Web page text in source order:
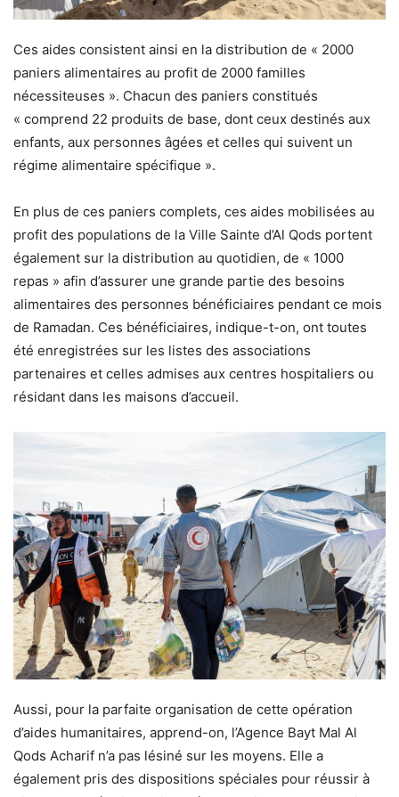
Ces aides consistent ainsi en la distribution de « 2000
paniers alimentaires au profit de 2000 familles
nécessiteuses ». Chacun des paniers constitués
« comprend 22 produits de base, dont ceux destinés aux
enfants, aux personnes âgées et celles qui suivent un
régime alimentaire spécifique ».
En plus de ces paniers complets, ces aides mobilisées au
profit des populations de la Ville Sainte d’Al Qods portent
également sur la distribution au quotidien, de « 1000
repas » afin d’assurer une grande partie des besoins
alimentaires des personnes bénéficiaires pendant ce mois
de Ramadan. Ces bénéficiaires, indique-t-on, ont toutes
été enregistrées sur les listes des associations
partenaires et celles admises aux centres hospitaliers ou
résidant dans les maisons d’accueil.
Aussi, pour la parfaite organisation de cette opération
d’aides humanitaires, apprend-on, l’Agence Bayt Mal Al
Qods Acharif n’a pas lésiné sur les moyens. Elle a
également pris des dispositions spéciales pour réussir à